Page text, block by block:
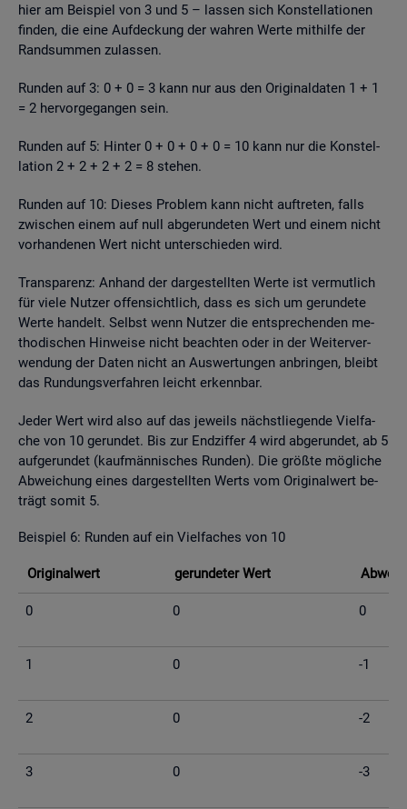
hier am Bei­spiel von 3 und 5 – las­sen sich Kon­stel­la­tio­nen
fin­den, die eine Auf­de­ckung der wah­ren Werte mit­hil­fe der
Rand­sum­men zu­las­sen.
Run­den auf 3: 0 + 0 = 3 kann nur aus den Ori­gi­nal­da­ten 1 + 1
= 2 her­vor­ge­gan­gen sein.
Run­den auf 5: Hin­ter 0 + 0 + 0 + 0 = 10 kann nur die Kon­stel­
la­ti­on 2 + 2 + 2 + 2 = 8 ste­hen.
Run­den auf 10: Die­ses Pro­blem kann nicht auf­tre­ten, falls
zwi­schen einem auf null ab­ge­run­de­ten Wert und einem nicht
vor­han­de­nen Wert nicht un­ter­schie­den wird.
Trans­pa­renz: An­hand der dar­ge­stell­ten Werte ist ver­mut­lich
für viele Nut­zer of­fen­sicht­lich, dass es sich um ge­run­de­te
Werte han­delt. Selbst wenn Nut­zer die ent­spre­chen­den me­
tho­di­schen Hin­wei­se nicht be­ach­ten oder in der Wei­ter­ver­
wen­dung der Daten nicht an Aus­wer­tun­gen an­brin­gen, bleibt
das Run­dungs­ver­fah­ren leicht er­kenn­bar.
Jeder Wert wird also auf das je­weils nächst­lie­gen­de Viel­fa­
che von 10 ge­run­det. Bis zur End­zif­fer 4 wird ab­ge­run­det, ab 5
auf­ge­run­det (kauf­män­ni­sches Run­den). Die grö­ß­te mög­li­che
Ab­wei­chung eines dar­ge­stell­ten Werts vom Ori­gi­nal­wert be­
trägt somit 5.
Bei­spiel 6: Run­den auf ein Viel­fa­ches von 10
Ori­gi­nal­wert ge­run­de­ter Wert
0 0 0
1 0 -1
2 0 -2
3 0 -3